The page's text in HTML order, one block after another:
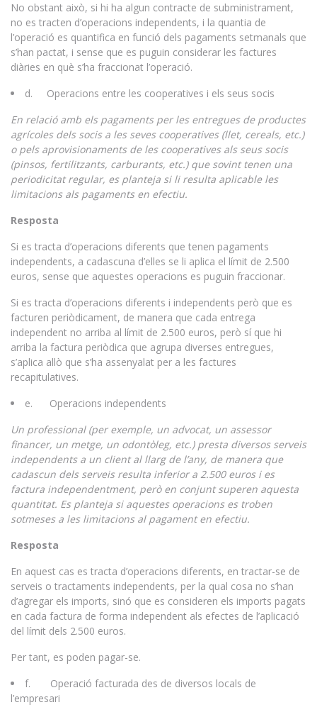
No obstant això, si hi ha algun contracte de subministrament,
no es tracten d’operacions independents, i la quantia de
l’operació es quantifica en funció dels pagaments setmanals que
s’han pactat, i sense que es puguin considerar les factures
diàries en què s’ha fraccionat l’operació.
d. Operacions entre les cooperatives i els seus socis
En relació amb els pagaments per les entregues de productes
agrícoles dels socis a les seves cooperatives (llet, cereals, etc.)
o pels aprovisionaments de les cooperatives als seus socis
(pinsos, fertilitzants, carburants, etc.) que sovint tenen una
periodicitat regular, es planteja si li resulta aplicable les
limitacions als pagaments en efectiu.
Resposta
Si es tracta d’operacions diferents que tenen pagaments
independents, a cadascuna d’elles se li aplica el límit de 2.500
euros, sense que aquestes operacions es puguin fraccionar.
Si es tracta d’operacions diferents i independents però que es
facturen periòdicament, de manera que cada entrega
independent no arriba al límit de 2.500 euros, però sí que hi
arriba la factura periòdica que agrupa diverses entregues,
s’aplica allò que s’ha assenyalat per a les factures
recapitulatives.
e. Operacions independents
Un professional (per exemple, un advocat, un assessor
financer, un metge, un odontòleg, etc.) presta diversos serveis
independents a un client al llarg de l’any, de manera que
cadascun dels serveis resulta inferior a 2.500 euros i es
factura independentment, però en conjunt superen aquesta
quantitat. Es planteja si aquestes operacions es troben
sotmeses a les limitacions al pagament en efectiu.
Resposta
En aquest cas es tracta d’operacions diferents, en tractar-se de
serveis o tractaments independents, per la qual cosa no s’han
d’agregar els imports, sinó que es consideren els imports pagats
en cada factura de forma independent als efectes de l’aplicació
del límit dels 2.500 euros.
Per tant, es poden pagar-se.
f. Operació facturada des de diversos locals de
l’empresari